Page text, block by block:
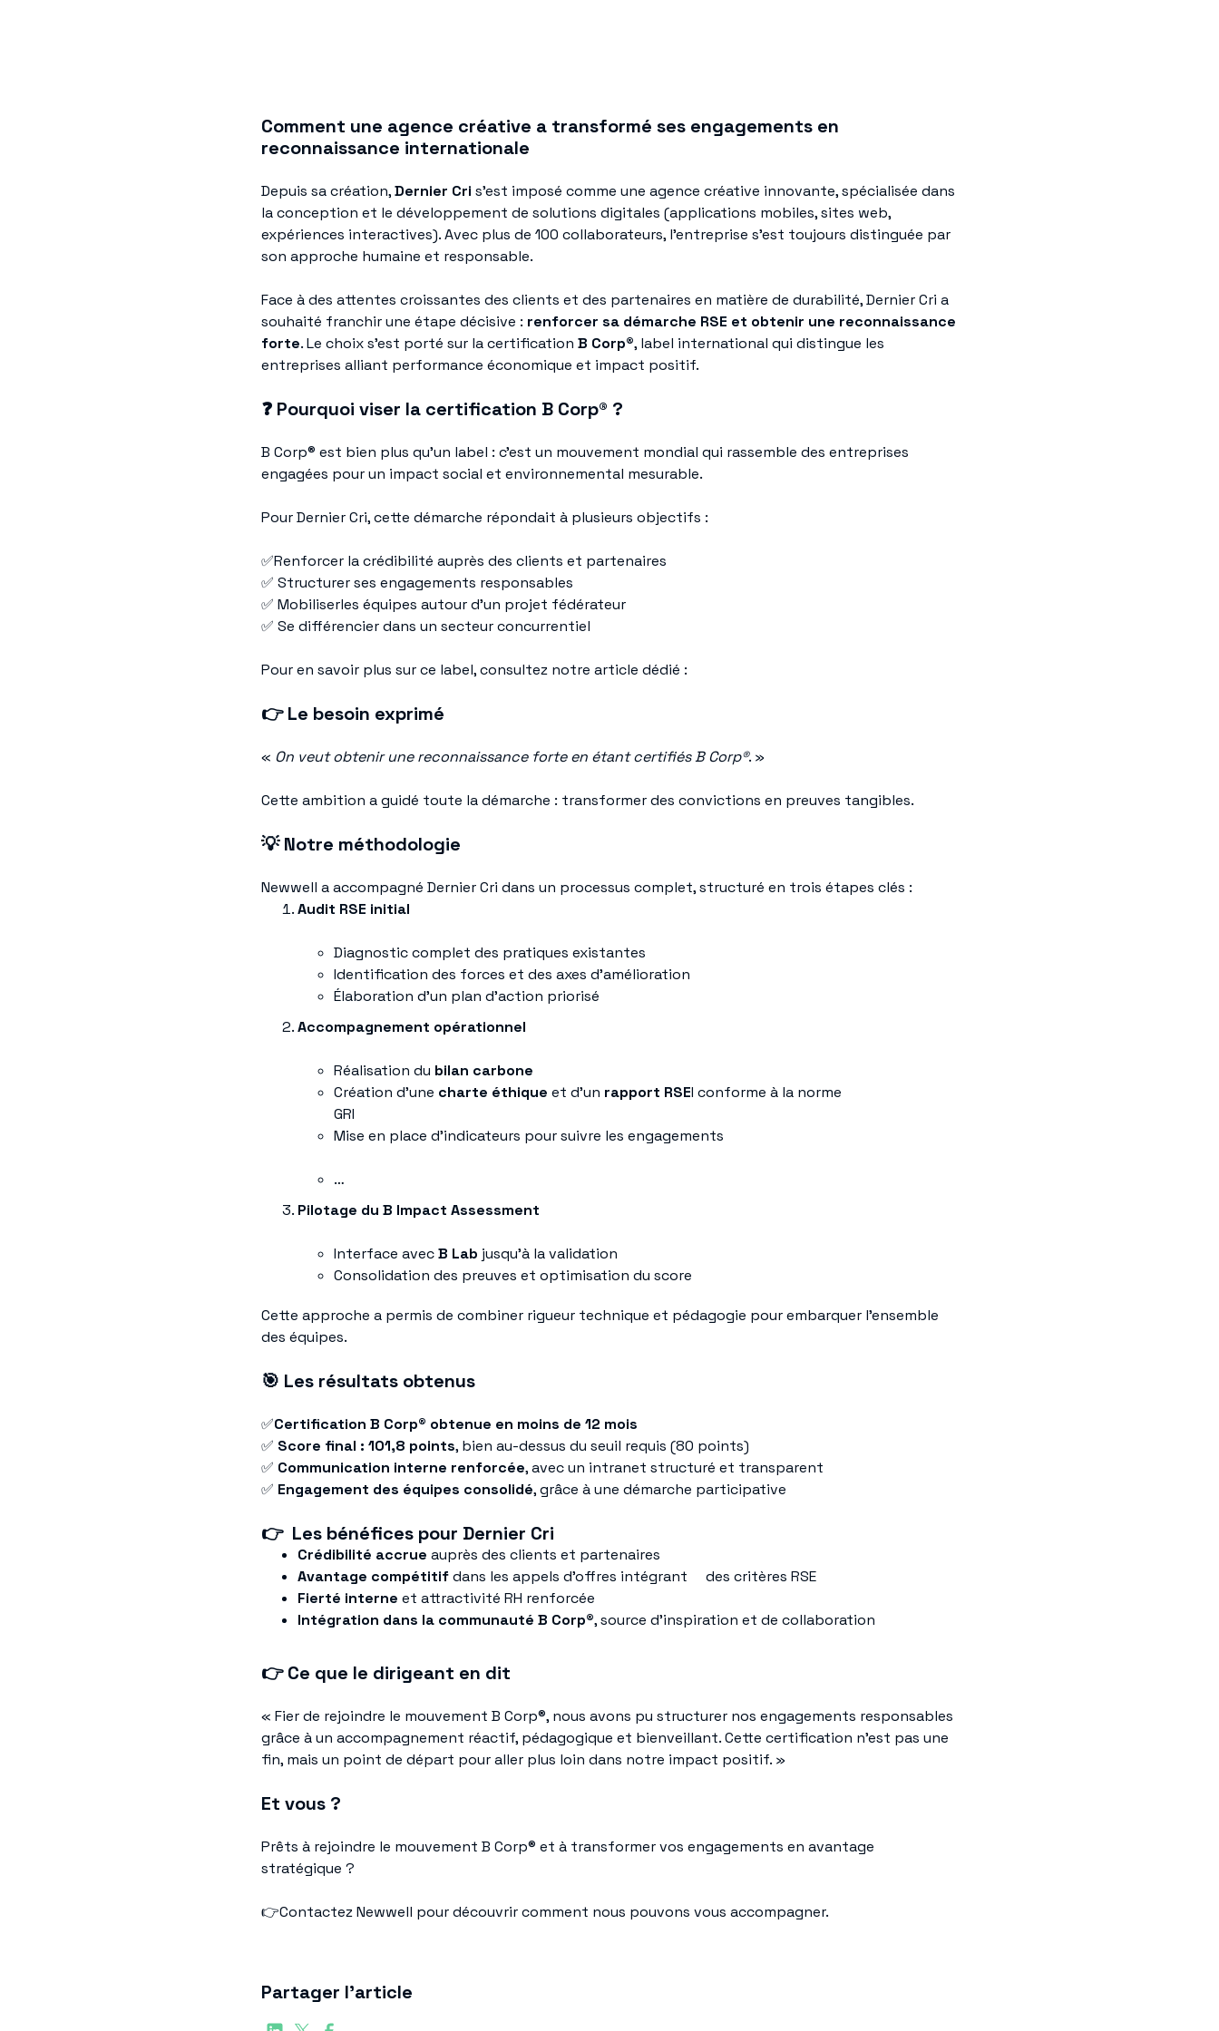
Comment une agence créative a transformé ses engagements en
reconnaissance internationale
Depuis sa création,Dernier Cri s’est imposé comme une agence créative innovante, spécialisée dans
la conception et le développement de solutions digitales (applications mobiles, sites web,
expériences interactives). Avec plus de 100 collaborateurs, l’entreprise s’est toujours distinguée par
son approche humaine et responsable.
Face à des attentes croissantes des clients et des partenaires en matière de durabilité, Dernier Cri a
souhaité franchir une étape décisive : renforcer sa démarche RSE et obtenir une reconnaissance
forte. Le choix s’est porté sur la certification B Corp®, label international qui distingue les
entreprises alliant performance économique et impact positif.
❓ Pourquoi viser la certification B Corp® ?
B Corp® est bien plus qu’un label : c’est un mouvement mondial qui rassemble des entreprises
engagées pour un impact social et environnemental mesurable.
Pour Dernier Cri, cette démarche répondait à plusieurs objectifs :
✅Renforcer la crédibilité auprès des clients et partenaires
✅ Structurer ses engagements responsables
✅ Mobiliserles équipes autour d’un projet fédérateur
✅ Se différencier dans un secteur concurrentiel
Pour en savoir plus sur ce label, consultez notre article dédié :
👉Le besoin exprimé
« On veut obtenir une reconnaissance forte en étant certifiés B Corp®. »
Cette ambition a guidé toute la démarche : transformer des convictions en preuves tangibles.
💡 Notre méthodologie
Newwell a accompagné Dernier Cri dans un processus complet, structuré en trois étapes clés :
Audit RSE initial
Diagnostic complet des pratiques existantes
Identification des forces et des axes d’amélioration
Élaboration d’un plan d’action priorisé
Accompagnement opérationnel
Réalisation du bilan carbone
Création d’une charte éthique et d’un rapport RSEI conforme à la norme
GRI
Mise en place d’indicateurs pour suivre les engagements
…
Pilotage du B Impact Assessment
Interface avecB Lab jusqu’à la validation
Consolidation des preuves et optimisation du score
Cette approche a permis de combiner rigueur technique et pédagogie pour embarquer l’ensemble
des équipes.
🎯 Les résultats obtenus
✅Certification B Corp® obtenue en moins de 12 mois
✅ Score final : 101,8 points, bien au-dessus du seuil requis (80 points)
✅ Communication interne renforcée, avec un intranet structuré et transparent
✅ Engagement des équipes consolidé, grâce à une démarche participative
👉Les bénéfices pour Dernier Cri
Crédibilité accrue auprès des clients et partenaires
Avantage compétitifdans les appels d’offres intégrant des critères RSE
Fierté interne et attractivité RH renforcée
Intégration dans la communauté B Corp®, source d’inspiration et de collaboration
👉Ce que le dirigeant en dit
« Fier de rejoindre le mouvement B Corp®, nous avons pu structurer nos engagements responsables
grâce à un accompagnement réactif, pédagogique et bienveillant. Cette certification n’est pas une
fin, mais un point de départ pour aller plus loin dans notre impact positif. »
Et vous ?
Prêts à rejoindre le mouvement B Corp® et à transformer vos engagements en avantage
stratégique ?
👉Contactez Newwell pour découvrir comment nous pouvons vous accompagner.
Partager l'article